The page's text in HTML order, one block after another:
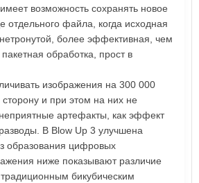
возможность сохранять новое
отдельного файла, когда исходная
нетронутой, более эффективная, чем
обработка, прост в
изображения на 300 000
и при этом на них не
артефакты, как эффект
В Blow Up 3 улучшена
образования цифровых
ниже показывают различие
бикубическим